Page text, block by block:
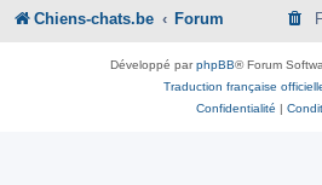
Chiens-chats.be Forum
Développé parphpBB® Forum
Traduction française
Confidentialité |